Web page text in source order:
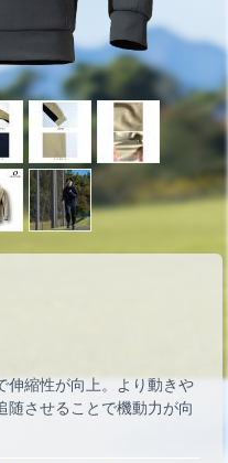
伸縮性が向上。より動きや
随させることで機動力が向